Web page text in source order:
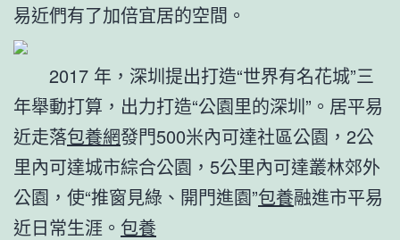
易近們有了加倍宜居的空間。
2017 年，深圳提出打造“世界有名花城”三
年舉動打算，出力打造“公園里的深圳”。居平易
近走落包養網發門500米內可達社區公園，2公
里內可達城市綜合公園，5公里內可達叢林郊外
公園，使“推窗見綠、開門進園”包養融進市平易
近日常生涯。 包養